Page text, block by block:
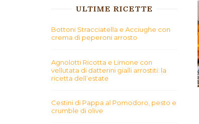
ULTIME RICETTE
Bottoni Stracciatella e Acciughe con
crema di peperoni arrosto
Agnolotti Ricotta e Limone con
vellutata di datterini gialli arrostiti: la
ricetta dell’estate
Cestini di Pappa al Pomodoro, pesto e
crumble di olive